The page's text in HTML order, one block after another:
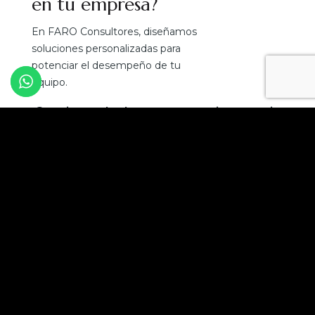
En FARO Consultores, diseñamos
soluciones personalizadas para
potenciar el desempeño de tu
equipo.
¡Convierte el talento en tu mejor ventaja